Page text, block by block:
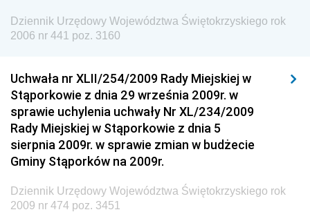
Dziennik Urzędowy Urzędu Lotnictwa Cywilnego
Dziennik Urzędowy Ministerstwa Hutnictwa i
Przemysłu Maszynowego
Dziennik Urzędowy Ministerstwa Zdrowia i Opieki
Społecznej
Dziennik Urzędowy Ministerstwa Rolnictwa, Leśnictwa
Dziennik Urzędowy Ministra Spraw Wewnętrznych
Dziennik Urzędowy Województwa Świętokrzyskiego rok
2006 nr 441 poz. 3160
Uchwała nr XLII/254/2009 Rady Miejskiej w
Stąporkowie z dnia 29 września 2009r. w
sprawie uchylenia uchwały Nr XL/234/2009
Rady Miejskiej w Stąporkowie z dnia 5
sierpnia 2009r. w sprawie zmian w budżecie
Gminy Stąporków na 2009r.
Dziennik Urzędowy Województwa Świętokrzyskiego rok
2009 nr 474 poz. 3451